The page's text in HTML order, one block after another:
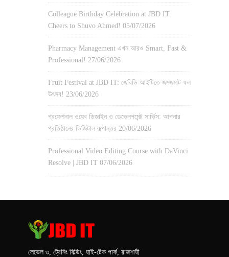
Colleague Birthday Celebration at JBD IT:
Cheers to Shuvo Ahmed! 05/07/2026
Pharmacy Management এখন আরও Smart, Fast &
Professional! 27/06/2026
Fruit Festival at JBD IT: জেবিডি আইটিতে জমজমাট ফল
উৎসব! 23/06/2026
প্রফেশনাল ওয়েব ডিজাইন ও ডেভেলপমেন্ট সার্ভিস: আপনার
প্রতিষ্ঠানের ডিজিটাল রূপান্তর 20/06/2026
Professional Video Editing Course with DaVinci
Resolve | JBD IT 07/06/2026
লেভেল ৩, ট্রেনিং বিল্ডিং, হাই-টেক পার্ক, রাজশাহী